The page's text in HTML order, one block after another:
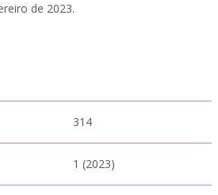
de 2023.
314
1 (2023)